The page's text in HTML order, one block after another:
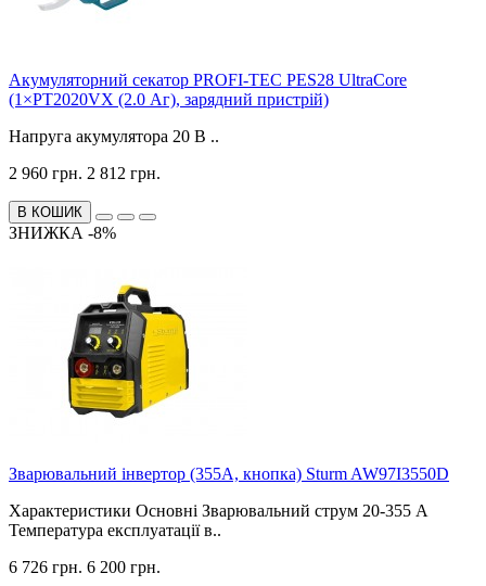
Акумуляторний секатор PROFI-TEC PES28 UltraCore
(1×PT2020VX (2.0 Аг), зарядний пристрій)
Напруга акумулятора 20 В ..
2 960 грн. 2 812 грн.
В КОШИК
ЗНИЖКА -8%
Зварювальний інвертор (355А, кнопка) Sturm AW97I3550D
Характеристики Основні Зварювальний струм 20-355 А
Температура експлуатації в..
6 726 грн. 6 200 грн.